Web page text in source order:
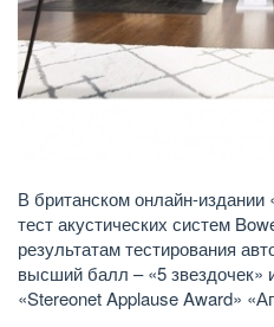
В британском онлайн-
тест акустических систем
результатам тестирования
высший балл – «5 звездочек»
«Stereonet Applause Award»